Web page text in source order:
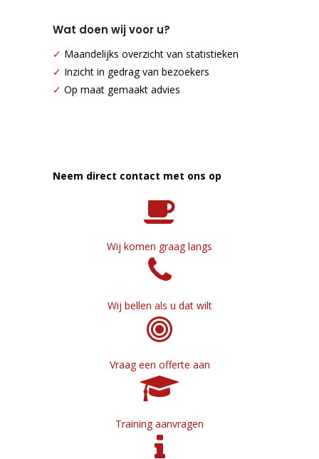
Wat doen wij voor u?
✓ Maandelijks overzicht van statistieken
✓ Inzicht in gedrag van bezoekers
✓ Op maat gemaakt advies
Neem direct contact met ons op
Wij komen graag langs
Wij bellen als u dat wilt
Vraag een offerte aan
Training aanvragen